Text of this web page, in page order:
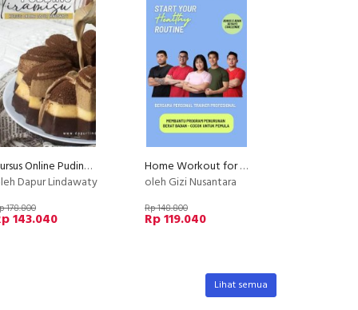
Kursus Online Puding Tiramisu Dapur Lindawaty PU
Dapur Lindawaty
178.800
143.040
Home Workout for Weight Loss - Untuk Pemula
oleh Gizi Nusantara
Rp 148.800
Rp 119.040
Lihat semua